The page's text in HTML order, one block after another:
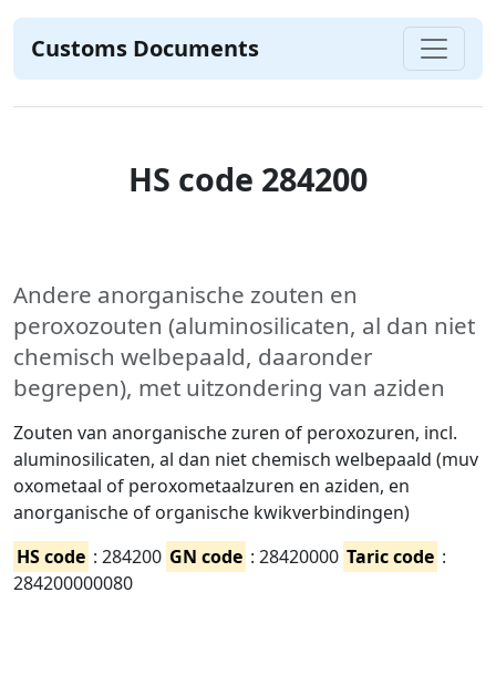
Customs Documents
HS code 284200
Andere anorganische zouten en
peroxozouten (aluminosilicaten, al dan niet
chemisch welbepaald, daaronder
begrepen), met uitzondering van aziden
Zouten van anorganische zuren of peroxozuren, incl.
aluminosilicaten, al dan niet chemisch welbepaald (muv
oxometaal of peroxometaalzuren en aziden, en
anorganische of organische kwikverbindingen)
HS code : 284200 GN code : 28420000 Taric code :
284200000080